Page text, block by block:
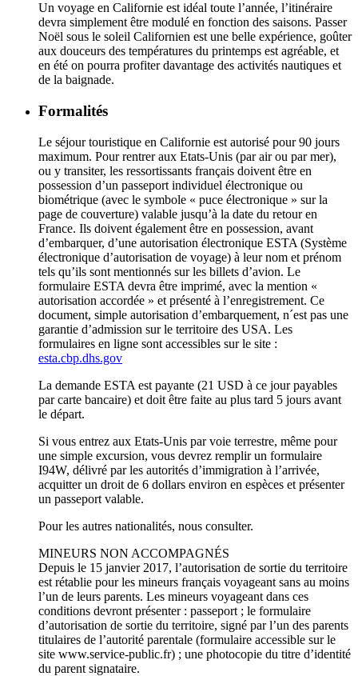
Un voyage en Californie est idéal toute l’année, l’itinéraire
devra simplement être modulé en fonction des saisons. Passer
Noël sous le soleil Californien est une belle expérience, goûter
aux douceurs des températures du printemps est agréable, et
en été on pourra profiter davantage des activités nautiques et
de la baignade.
Formalités
Le séjour touristique en Californie est autorisé pour 90 jours
maximum. Pour rentrer aux Etats-Unis (par air ou par mer),
ou y transiter, les ressortissants français doivent être en
possession d’un passeport individuel électronique ou
biométrique (avec le symbole « puce électronique » sur la
page de couverture) valable jusqu’à la date du retour en
France. Ils doivent également être en possession, avant
d’embarquer, d’une autorisation électronique ESTA (Système
électronique d’autorisation de voyage) à leur nom et prénom
tels qu’ils sont mentionnés sur les billets d’avion. Le
formulaire ESTA devra être imprimé, avec la mention «
autorisation accordée » et présenté à l’enregistrement. Ce
document, simple autorisation d’embarquement, n´est pas une
garantie d’admission sur le territoire des USA. Les
formulaires en ligne sont accessibles sur le site :
esta.cbp.dhs.gov
La demande ESTA est payante (21 USD à ce jour payables
par carte bancaire) et doit être faite au plus tard 5 jours avant
le départ.
Si vous entrez aux Etats-Unis par voie terrestre, même pour
une simple excursion, vous devrez remplir un formulaire
I94W, délivré par les autorités d’immigration à l’arrivée,
acquitter un droit de 6 dollars environ en espèces et présenter
un passeport valable.
Pour les autres nationalités, nous consulter.
MINEURS NON ACCOMPAGNÉS
Depuis le 15 janvier 2017, l’autorisation de sortie du territoire
est rétablie pour les mineurs français voyageant sans au moins
l’un de leurs parents. Les mineurs voyageant dans ces
conditions devront présenter : passeport ; le formulaire
d’autorisation de sortie du territoire, signé par l’un des parents
titulaires de l’autorité parentale (formulaire accessible sur le
site www.service-public.fr) ; une photocopie du titre d’identité
du parent signataire.